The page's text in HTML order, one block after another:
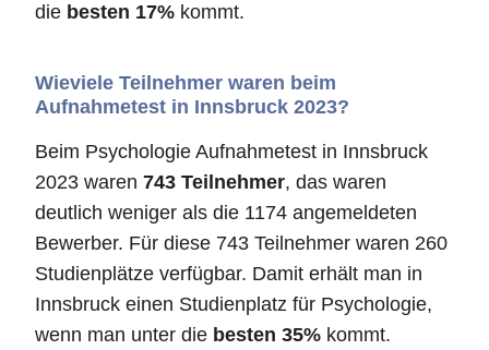
die besten 17% kommt.
Wieviele Teilnehmer waren beim
Aufnahmetest in Innsbruck 2023?
Beim Psychologie Aufnahmetest in Innsbruck
2023 waren 743 Teilnehmer, das waren
deutlich weniger als die 1174 angemeldeten
Bewerber. Für diese 743 Teilnehmer waren 260
Studienplätze verfügbar. Damit erhält man in
Innsbruck einen Studienplatz für Psychologie,
wenn man unter die besten 35% kommt.